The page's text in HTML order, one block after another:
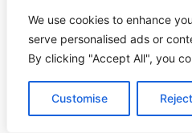
We use cookies to enhance
serve personalised ads or
By clicking "Accept All", you
Customise